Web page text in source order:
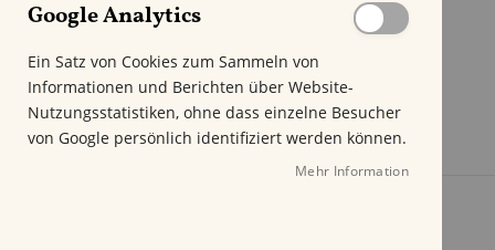
i
d
g
a
l
Google Analytics
Ein Satz von Cookies zum Sammeln von
Informationen und Berichten über Website-
Nutzungsstatistiken, ohne dass einzelne Besucher
von Google persönlich identifiziert werden können.
Mehr Information